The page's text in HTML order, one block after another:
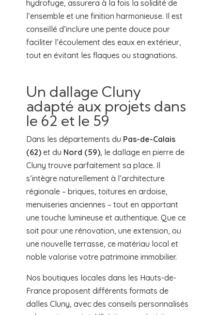
hydrofuge, assurera à la fois la solidité de
l’ensemble et une finition harmonieuse. Il est
conseillé d’inclure une pente douce pour
faciliter l’écoulement des eaux en extérieur,
tout en évitant les flaques ou stagnations.
Un dallage Cluny
adapté aux projets dans
le 62 et le 59
Dans les départements du Pas-de-Calais
(62)et du Nord (59), le dallage en pierre de
Cluny trouve parfaitement sa place. Il
s’intègre naturellement à l’architecture
régionale – briques, toitures en ardoise,
menuiseries anciennes – tout en apportant
une touche lumineuse et authentique. Que ce
soit pour une rénovation, une extension, ou
une nouvelle terrasse, ce matériau local et
noble valorise votre patrimoine immobilier.
Nos boutiques locales dans les Hauts-de-
France proposent différents formats de
dalles Cluny, avec des conseils personnalisés